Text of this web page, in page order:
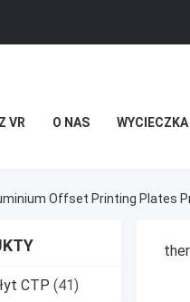
VR O NAS WYCIECZKA
Offset Printing Plates
CTP (41)